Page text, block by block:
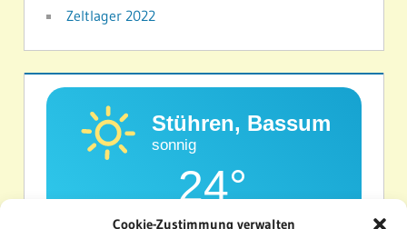
Cookie-Zustimmung verwalten
Zeltlager 2022
Stühren, Bassum
sonnig
24°